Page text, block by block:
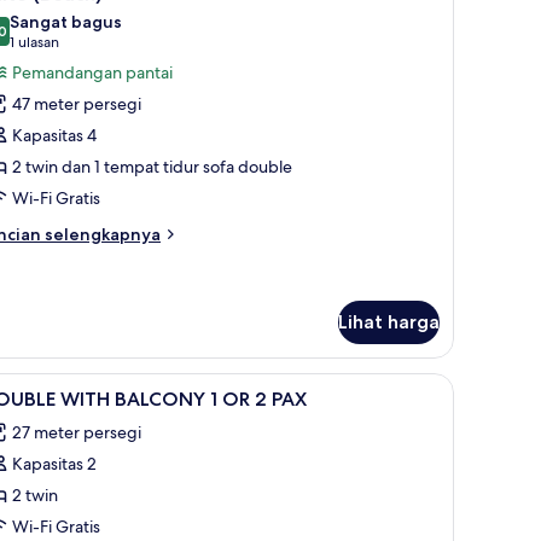
dari 10
Sangat bagus
1 ulasan
(1
ulasan)
Pemandangan pantai
47 meter persegi
Kapasitas 4
2 twin dan 1 tempat tidur sofa double
Wi-Fi Gratis
selengkapnya
Lihat harga
Minibar, brankas, meja kerja, dan tirai kedap
3 WITH BALCONY 1 OR 2 PAX
27 meter persegi
Kapasitas 2
2 twin
Wi-Fi Gratis